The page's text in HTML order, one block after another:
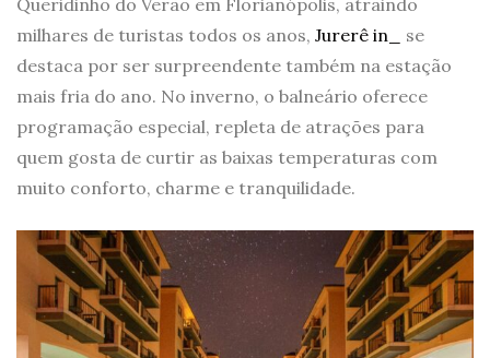
Queridinho do Verão em Florianópolis, atraindo
milhares de turistas todos os anos, Jurerê in_
se
destaca por ser surpreendente também na estação
mais fria do ano. No inverno, o balneário oferece
programação especial, repleta de atrações para
quem gosta de curtir as baixas temperaturas com
muito conforto, charme e tranquilidade.